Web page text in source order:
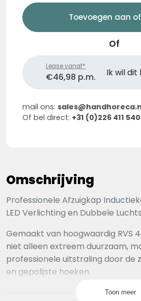
Toevoegen aan
Of
Lease vanaf*
€46,98 p.m. Ik wil dit
mail ons:
Of bel direct: +31 (0)226 411 540
Omschrijving
Professionele Afzuigkap
LED Verlichting en Dubbele
Gemaakt van hoogwaardig RVS
niet alleen extreem duurzaam,
professionele uitstraling door de
en gepolijste hoeken.
helder en energiezuinig licht,Toon meer